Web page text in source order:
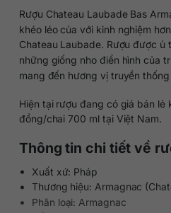
Rượu Chateau Laubade Bas
khéo léo của với kinh nghiệm
Chateau Laubade. Rượu được
những giống nho điển hình của
mang đến hương vị truyền
Hiện tại rượu đang có giá bán
đồng/chai 700 ml tại Việt Nam.
Thông tin chi tiết về
Xuất xứ: Pháp
Thương hiệu: Armagnac
Phân loại: Armagnac